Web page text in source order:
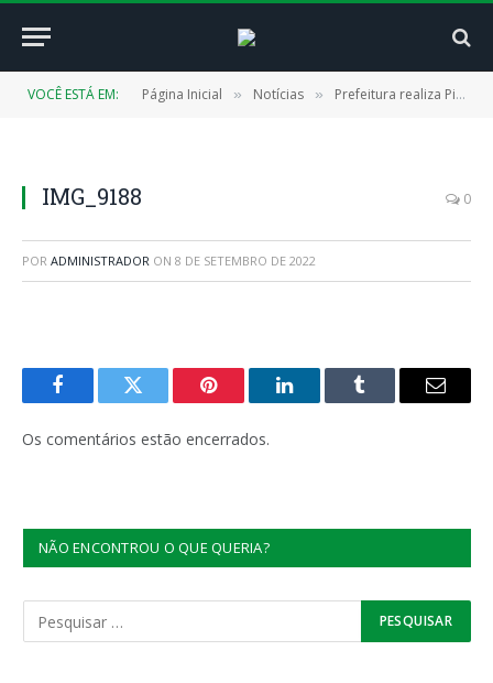
VOCÊ ESTÁ EM: Página Inicial » Notícias » Prefeitura realiza Piseiro da Independência em comemoração ao 7 de setembro
IMG_9188 0
POR ADMINISTRADOR ON 8 DE SETEMBRO DE 2022
FacebookTwitter Pinterest LinkedInTumblr
E-
Os comentários estão encerrados.
NÃO ENCONTROU O QUE QUERIA?